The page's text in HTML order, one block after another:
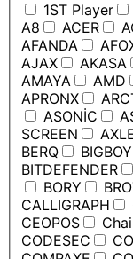
1ST Player
A8
ACER
AFANDA
AJAX
AKASA
AMAYA
AMD
APRONX
ASONİC
SCREEN
BERQ
BIGBOY
BITDEFENDER
BORY
CALLIGRAPH
CEOPOS
CODESEC